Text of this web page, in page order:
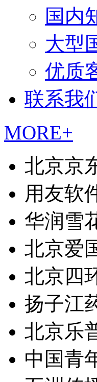
国内
大型
优质
联系我
MORE+
北京京
用友软
华润雪
北京爱
北京四
扬子江
北京乐
中国青